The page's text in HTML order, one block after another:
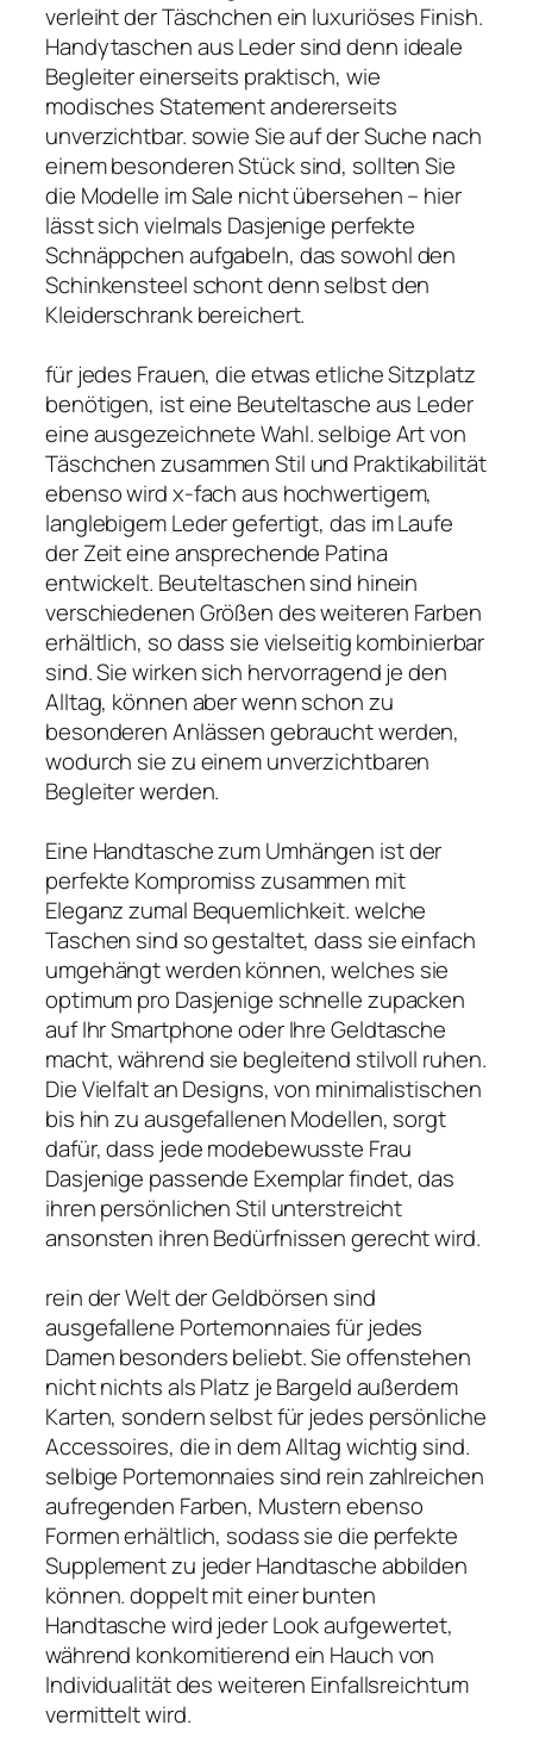
verleiht der Täschchen ein luxuriöses Finish.
Handytaschen aus Leder sind denn ideale
Begleiter einerseits praktisch, wie
modisches Statement andererseits
unverzichtbar. sowie Sie auf der Suche nach
einem besonderen Stück sind, sollten Sie
die Modelle im Sale nicht übersehen – hier
lässt sich vielmals Dasjenige perfekte
Schnäppchen aufgabeln, das sowohl den
Schinkensteel schont denn selbst den
Kleiderschrank bereichert.
für jedes Frauen, die etwas etliche Sitzplatz
benötigen, ist eine Beuteltasche aus Leder
eine ausgezeichnete Wahl. selbige Art von
Täschchen zusammen Stil und Praktikabilität
ebenso wird x-fach aus hochwertigem,
langlebigem Leder gefertigt, das im Laufe
der Zeit eine ansprechende Patina
entwickelt. Beuteltaschen sind hinein
verschiedenen Größen des weiteren Farben
erhältlich, so dass sie vielseitig kombinierbar
sind. Sie wirken sich hervorragend je den
Alltag, können aber wenn schon zu
besonderen Anlässen gebraucht werden,
wodurch sie zu einem unverzichtbaren
Begleiter werden.
Eine Handtasche zum Umhängen ist der
perfekte Kompromiss zusammen mit
Eleganz zumal Bequemlichkeit. welche
Taschen sind so gestaltet, dass sie einfach
umgehängt werden können, welches sie
optimum pro Dasjenige schnelle zupacken
auf Ihr Smartphone oder Ihre Geldtasche
macht, während sie begleitend stilvoll ruhen.
Die Vielfalt an Designs, von minimalistischen
bis hin zu ausgefallenen Modellen, sorgt
dafür, dass jede modebewusste Frau
Dasjenige passende Exemplar findet, das
ihren persönlichen Stil unterstreicht
ansonsten ihren Bedürfnissen gerecht wird.
rein der Welt der Geldbörsen sind
ausgefallene Portemonnaies für jedes
Damen besonders beliebt. Sie offenstehen
nicht nichts als Platz je Bargeld außerdem
Karten, sondern selbst für jedes persönliche
Accessoires, die in dem Alltag wichtig sind.
selbige Portemonnaies sind rein zahlreichen
aufregenden Farben, Mustern ebenso
Formen erhältlich, sodass sie die perfekte
Supplement zu jeder Handtasche abbilden
können. doppelt mit einer bunten
Handtasche wird jeder Look aufgewertet,
während konkomitierend ein Hauch von
Individualität des weiteren Einfallsreichtum
vermittelt wird.